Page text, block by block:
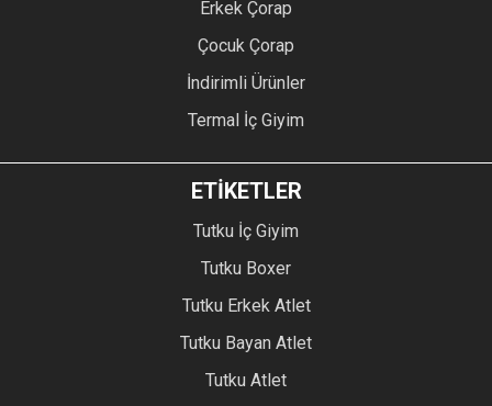
Erkek Çorap
Çocuk Çorap
İndirimli Ürünler
Termal İç Giyim
ETİKETLER
Tutku İç Giyim
Tutku Boxer
Tutku Erkek Atlet
Tutku Bayan Atlet
Tutku Atlet